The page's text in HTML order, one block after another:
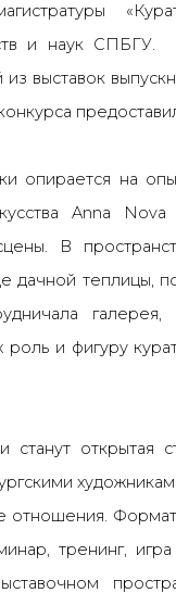
и наук СПБГУ.
выставок
опирается на
Anna
В
дачной теплицы,
и фигуру
станут открытая
отношения.
тренинг,